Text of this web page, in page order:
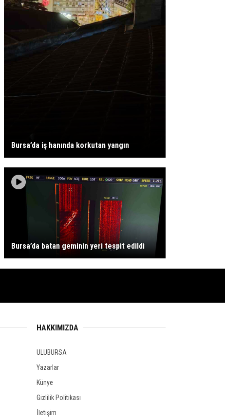
Bursa’da iş hanında korkutan yangın
Bursa’da batan geminin yeri tespit edildi
HAKKIMIZDA
ULUBURSA
Yazarlar
Künye
Gizlilik Politikası
İletişim